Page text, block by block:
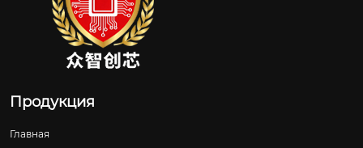
Продукция
Главная